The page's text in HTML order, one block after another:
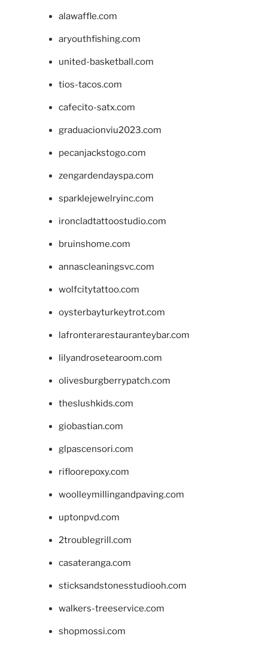
alawaffle.com
aryouthfishing.com
united-basketball.com
tios-tacos.com
cafecito-satx.com
graduacionviu2023.com
pecanjackstogo.com
zengardendayspa.com
sparklejewelryinc.com
ironcladtattoostudio.com
bruinshome.com
annascleaningsvc.com
wolfcitytattoo.com
oysterbayturkeytrot.com
lafronterarestauranteybar.com
lilyandrosetearoom.com
olivesburgberrypatch.com
theslushkids.com
giobastian.com
glpascensori.com
rifloorepoxy.com
woolleymillingandpaving.com
uptonpvd.com
2troublegrill.com
casateranga.com
sticksandstonesstudiooh.com
walkers-treeservice.com
shopmossi.com